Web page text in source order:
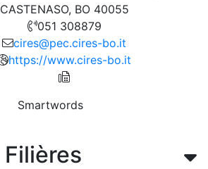
Filières
CASTENASO, BO 40055
051 308879
cires@pec.cires-bo.it
https://www.cires-bo.it
Smartwords